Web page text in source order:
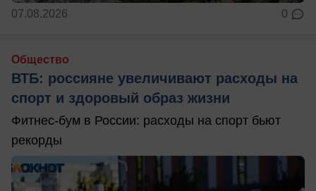
07.08.2026 0
Общество
ВТБ: россияне увеличивают расходы на
спорт и здоровый образ жизни
Фитнес-бум в России: расходы на спорт бьют
рекорды